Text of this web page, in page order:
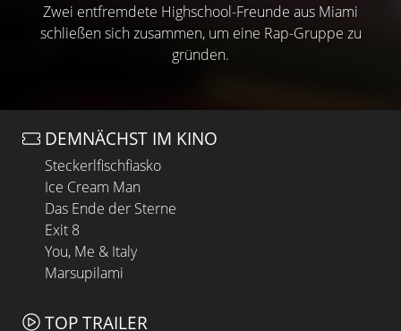
Zwei entfremdete Highschool-Freunde aus Miami
schließen sich zusammen, um eine Rap-Gruppe zu
gründen.
DEMNÄCHST IM KINO
Steckerlfischfiasko
Ice Cream Man
Das Ende der Sterne
Exit 8
You, Me & Italy
Marsupilami
TOP TRAILER